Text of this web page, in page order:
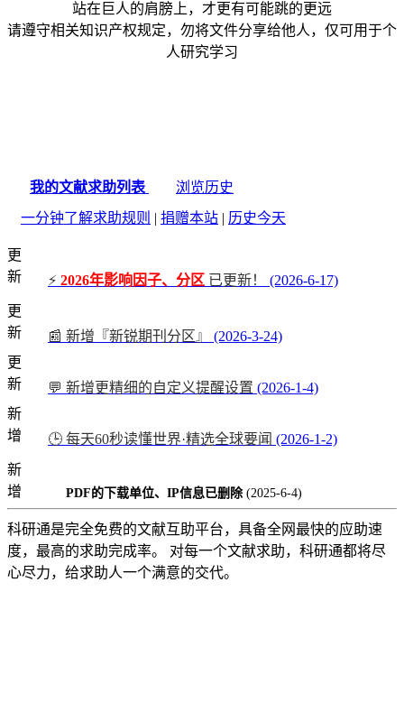
站在巨人的肩膀上，才更有可能跳的更远
请遵守相关知识产权规定，勿将文件分享给他人，仅可用于个
人研究学习
我的文献求助列表
浏览历史
一分钟了解求助规则 | 捐赠本站 | 历史今天
更
新
⚡ 2026年影响因子、分区 已更新！
(2026-6-17)
更
新
📰 新增『新锐期刊分区』
(2026-3-24)
更
新
💬 新增更精细的自定义提醒设置 (2026-1-4)
新
增
🕒 每天60秒读懂世界·精选全球要闻 (2026-1-2)
新
增
PDF的下载单位、IP信息已删除 (2025-6-4)
科研通是完全免费的文献互助平台，具备全网最快的应助速
度，最高的求助完成率。 对每一个文献求助，科研通都将尽
心尽力，给求助人一个满意的交代。